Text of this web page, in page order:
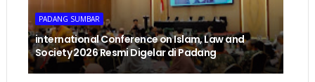
PADANG SUMBAR
international Conference on Islam, Law and
Society 2026 Resmi Digelar di Padang